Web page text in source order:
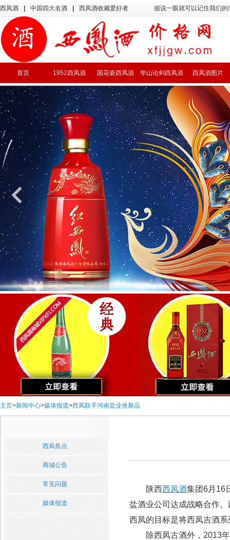
西凤酒 中国四大名酒 西凤酒收藏爱好者 据说一眼就可以记住我们
首页 1952西凤酒 国花瓷西凤酒 华山论剑西凤酒 西凤酒图片
主页>新闻中心>媒体报道>西凤联手河南盐业推新品
西凤焦点
商城公告
常见问题
媒体报道
陕西西凤酒集团6月16
盐酒业公司达成战略合作
西凤的目标是将西凤吉酒
除西凤古酒外，2013年